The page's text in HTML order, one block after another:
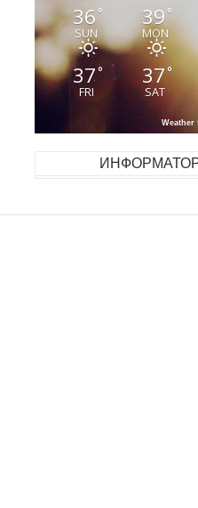
36°
SUN
39°
MON
37°
FRI
37°
SAT
Weather